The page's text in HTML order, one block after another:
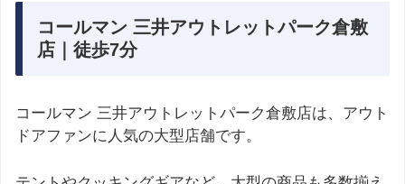
コールマン 三井アウトレットパーク倉敷
店｜徒歩7分
コールマン 三井アウトレットパーク倉敷店は、アウト
ドアファンに人気の大型店舗です。